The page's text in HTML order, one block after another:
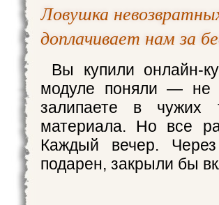
Ловушка
доплачивает нам за
Вы купили онлайн-
модуле поняли — не
залипаете в чужих
материала. Но все
Каждый вечер.
подарен, закрыли бы